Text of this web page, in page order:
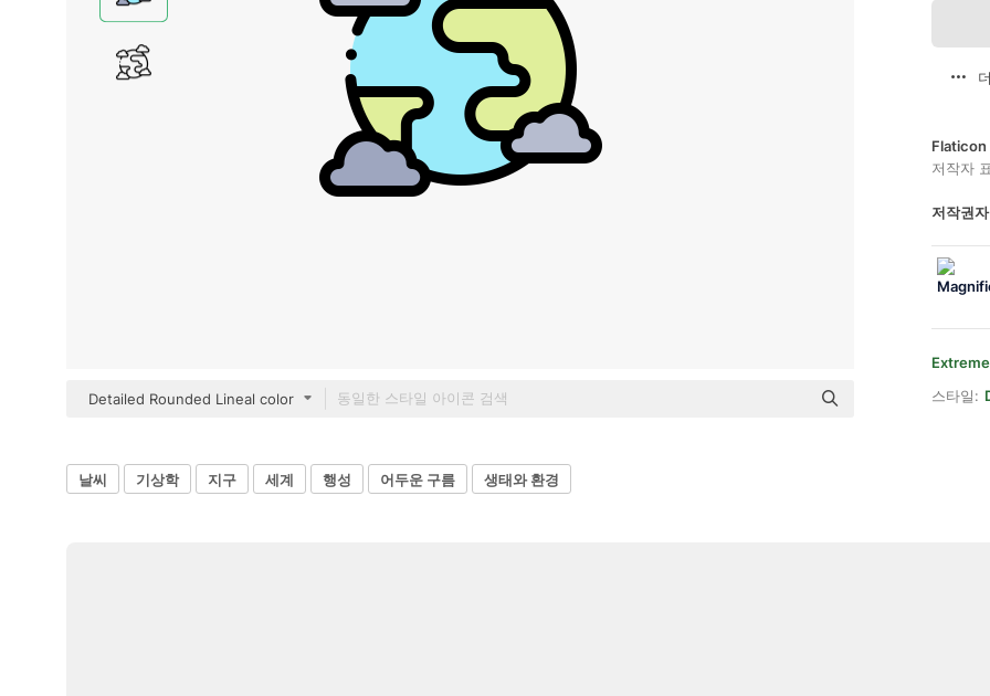
Detailed Rounded Lineal color
Flaticon
저작자
저작권
스타일:
날씨 기상학 지구 세계 행성 어두운 구름 생태와 환경